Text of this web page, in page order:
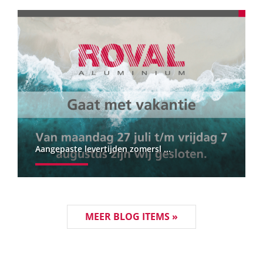
Aangepaste levertijden zomersl ...
MEER BLOG ITEMS »